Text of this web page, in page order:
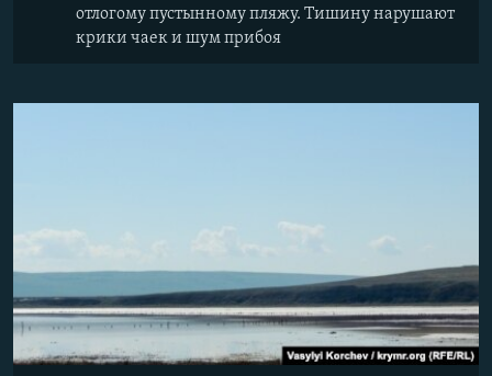
отлогому пустынному пляжу. Тишину нарушают
крики чаек и шум прибоя